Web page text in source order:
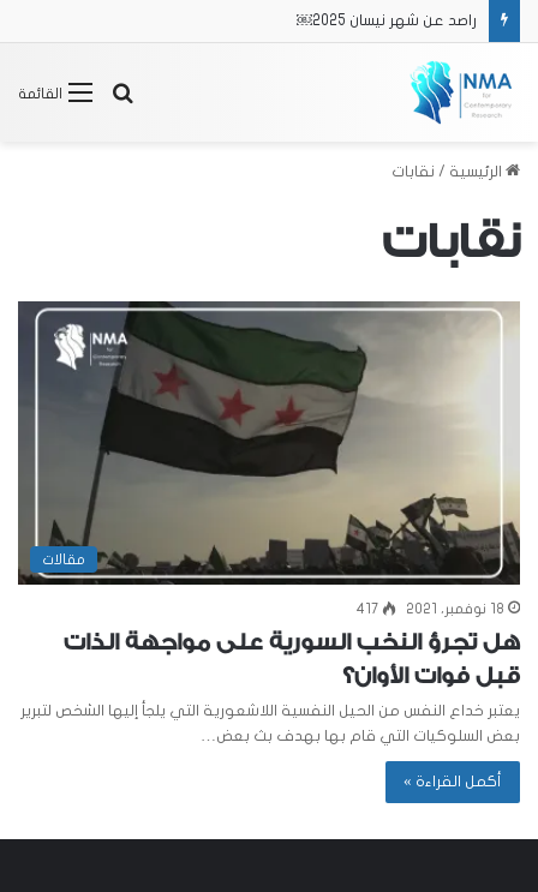
راصد عن شهر نيسان 2025￼
القائمة
بحث
الرئيسية / نقابات
نقابات
مقالات
18 نوفمبر، 2021 417
هل تجرؤ النخب السورية على مواجهة الذات
قبل فوات الأوان؟
يعتبر خداع النفس من الحيل النفسية اللاشعورية التي يلجأ إليها الشخص لتبرير
بعض السلوكيات التي قام بها بهدف بث بعض…
أكمل القراءة »